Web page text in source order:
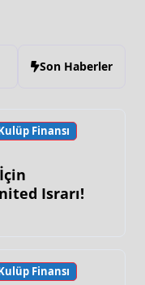
Son Haberler
Finansı
Israrı!
Finansı